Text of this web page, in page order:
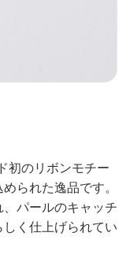
初のリボンモチー
られた逸品です。
パールのキャッチ
く仕上げられてい